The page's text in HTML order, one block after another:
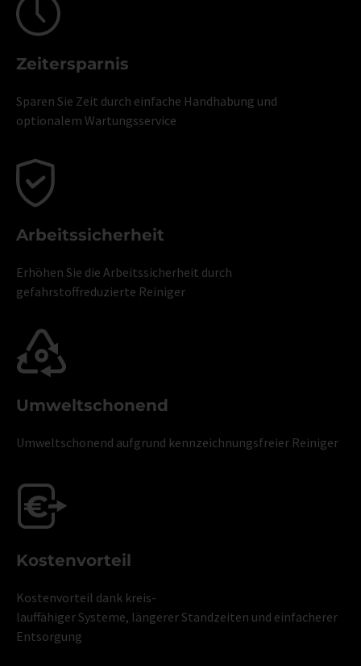
Zeitersparnis
Sparen Sie Zeit durch einfache Handhabung und
optionalem Wartungsservice
Arbeitssicherheit
Erhöhen Sie die Arbeitssicherheit durch
gefahrstoffreduzierte Reiniger
Umweltschonend
Umweltschonend aufgrund kennzeichnungsfreier Reiniger
Kostenvorteil
Kostenvorteil dank kreis-
lauffähiger Systeme, längerer Standzeiten und einfacherer
Entsorgung